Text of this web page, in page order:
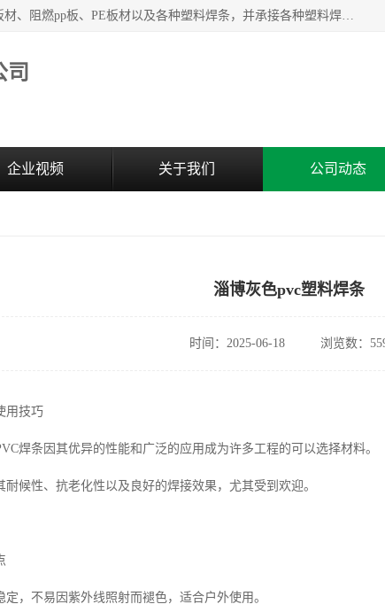
主要产品：PVC硬板、PVC萃取板、PVC 彩板、PVC软板、PP板材、阻燃pp板、PE板材以及各种塑料焊条，并承接各种塑料焊接工程，其产品广泛应用于环保设备、化工、石油、电镀、电子、建筑、食品、医药等多种行业，产品销售己覆盖全国多个省、市(直辖市)及自治区，并己经远销国外。
司
企业视频 关于我们 公司动态
淄博灰色pvc塑料焊条
时间：2025-06-18 浏览数：
用技巧
焊条因其优异的性能和广泛的应用成为许多工程的可以选择材料。
耐候性、抗老化性以及良好的焊接效果，尤其受到欢迎。
定，不易因紫外线照射而褪色，适合户外使用。